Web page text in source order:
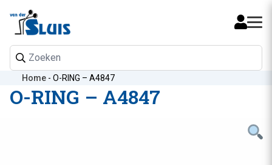
Mijn
Home - O-RING – A4847
O-RING – A4847